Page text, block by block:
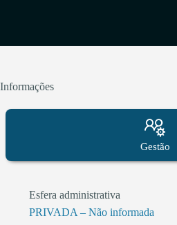
Informações
Gestão
Esfera administrativa
PRIVADA – Não informada